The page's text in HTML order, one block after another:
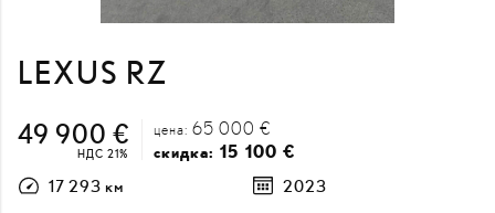
LEXUS RZ
49 900 €
НДС 21%
цена: 65 000 €
скидка: 15 100 €
17 293 км 2023